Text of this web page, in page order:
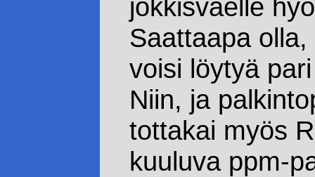
jokkisväelle
Saattaapa
voisi löytyä
Niin, ja
tottakai myös
kuuluva ppm-